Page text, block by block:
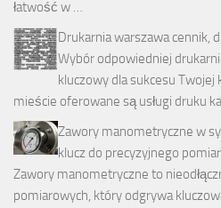
łatwość w …
Drukarnia warszawa cennik,
Wybór odpowiedniej
kluczowy dla sukcesu
mieście oferowane są usługi druku
Zawory manometryczne w
klucz do precyzyjnego
Zawory manometryczne to
pomiarowych, który odgrywa